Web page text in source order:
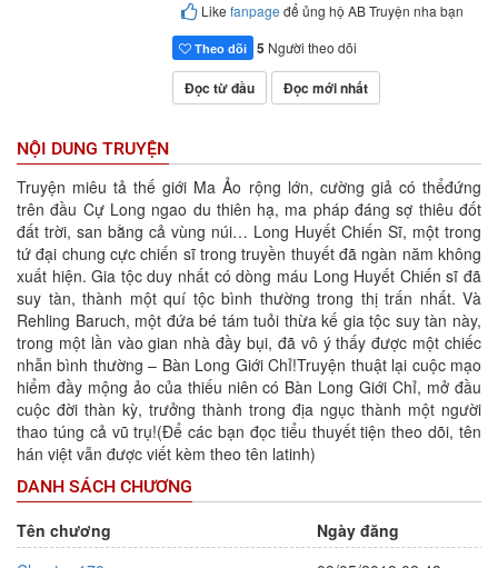
Like fanpage để ủng hộ AB Truyện nha bạn
Theo dõi 5 Người theo dõi
Đọc từ đầu Đọc mới nhất
NỘI DUNG TRUYỆN
Truyện miêu tả thế giới Ma Ảo rộng lớn, cường giả có thểđứng
trên đầu Cự Long ngao du thiên hạ, ma pháp đáng sợ thiêu đốt
đất trời, san bằng cả vùng núi… Long Huyết Chiến Sĩ, một trong
tứ đại chung cực chiến sĩ trong truyền thuyết đã ngàn năm không
xuất hiện. Gia tộc duy nhất có dòng máu Long Huyết Chiến sĩ đã
suy tàn, thành một quí tộc bình thường trong thị trấn nhất. Và
Rehling Baruch, một đứa bé tám tuỏi thừa kế gia tộc suy tàn này,
trong một lần vào gian nhà đầy bụi, đã vô ý thấy được một chiếc
nhẫn bình thường – Bàn Long Giới Chỉ!Truyện thuật lại cuộc mạo
hiểm đầy mộng ảo của thiếu niên có Bàn Long Giới Chỉ, mở đầu
cuộc đời thàn kỳ, trưởng thành trong địa ngục thành một người
thao túng cả vũ trụ!(Để các bạn đọc tiểu thuyết tiện theo dõi, tên
hán việt vẫn được viết kèm theo tên latinh)
DANH SÁCH CHƯƠNG
Tên chương
Ngày đăng